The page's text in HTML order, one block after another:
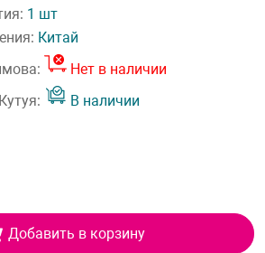
1 шт
Китай
Нет в наличии
В наличии
Добавить в корзину